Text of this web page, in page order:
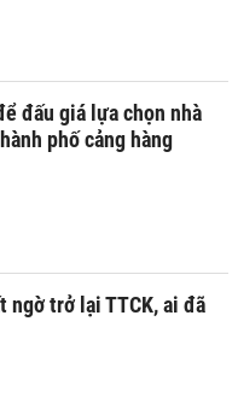
đấu giá lựa chọn nhà
phố cảng hàng
ngờ trở lại TTCK, ai đã